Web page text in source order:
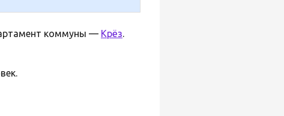
коммуны — Крёз.